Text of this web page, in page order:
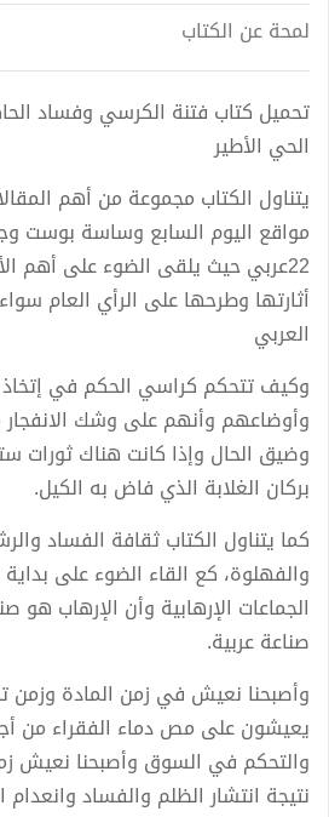
لمحة عن الكتاب
الحي الأطير
يتناول الكتاب مجموعة من أهم
مواقع اليوم السابع وساسة بوست
22عربي حيث يلقى الضوء على أهم
أثارتها وطرحها على الرأي العام
العربي
وكيف تتحكم كراسي الحكم في إتخاذ
وأوضاعهم وأنهم على وشك الانفجار
وضيق الحال وإذا كانت هناك ثورات
بركان الغلابة الذي فاض به الكيل.
كما يتناول الكتاب ثقافة الفساد
والفهلوة، كع القاء الضوء على
الجماعات الإرهابية وأن الإرهاب هو
صناعة عربية.
وأصبحنا نعيش في زمن المادة وزمن
يعيشون على مص دماء الفقراء من
والتحكم في السوق وأصبحنا نعيش
نتيجة انتشار الظلم والفساد وانعدام